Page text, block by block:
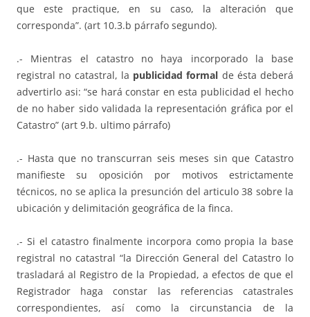
que este practique, en su caso, la alteración que
corresponda”. (art 10.3.b párrafo segundo).
.- Mientras el catastro no haya incorporado la base
registral no catastral, la publicidad formal de ésta deberá
advertirlo asi: “se hará constar en esta publicidad el hecho
de no haber sido validada la representación gráfica por el
Catastro” (art 9.b. ultimo párrafo)
.- Hasta que no transcurran seis meses sin que Catastro
manifieste su oposición por motivos estrictamente
técnicos, no se aplica la presunción del articulo 38 sobre la
ubicación y delimitación geográfica de la finca.
.- Si el catastro finalmente incorpora como propia la base
registral no catastral “la Dirección General del Catastro lo
trasladará al Registro de la Propiedad, a efectos de que el
Registrador haga constar las referencias catastrales
correspondientes, así como la circunstancia de la